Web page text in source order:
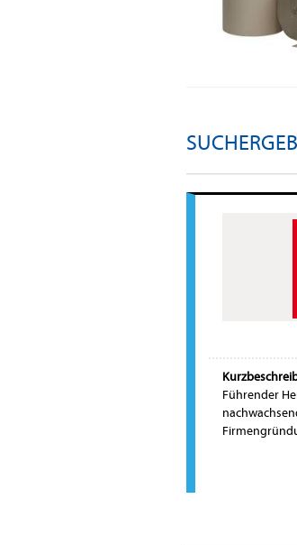
Führender